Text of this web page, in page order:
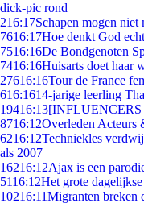
dick-pic rond
216:17Schapen mogen niet
7616:17Hoe denkt God
7516:16De Bondgenoten
7416:16Huisarts doet haar
27616:16Tour de France
616:1614-jarige leerling
19416:13[INFLUENCERS
8716:12Overleden Acteurs
6216:12Techniekles
als 2007
16216:12Ajax is een
5116:12Het grote
10216:11Migranten breken